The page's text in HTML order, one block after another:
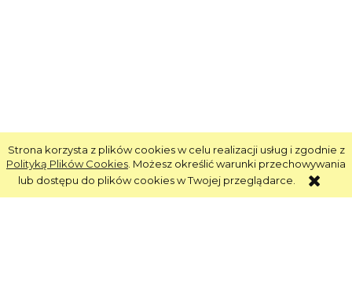
Strona korzysta z plików cookies w celu realizacji usług i zgodnie z
Polityką Plików Cookies . Możesz określić warunki przechowywania
lub dostępu do plików cookies w Twojej przeglądarce.